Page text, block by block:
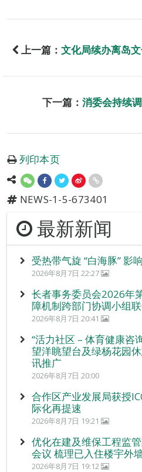
上一篇： 文化局续办离岛
下一篇： 消委会持续
列印本页
NEWS-1-5-673401
最新新闻
受热带气旋 “白海豚”
2026年8月7日 22:27
长者事务委员会2026年
障机制跨部门协调小组
2026年8月7日 20:41
“活力社区 – 体育健康咨
望洋眺望台及绿杨花园
讯推广
2026年8月7日 20:00
合作区产业发展局获授
际化再提速
2026年8月7日 19:21
优化在建及维保工程监
会议 梳理已入住楼宇外
2026年8月7日 19:12